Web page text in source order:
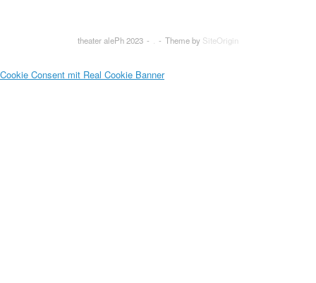
theater alePh 2023 Theme by SiteOrigin
Cookie Consent mit Real Cookie Banner